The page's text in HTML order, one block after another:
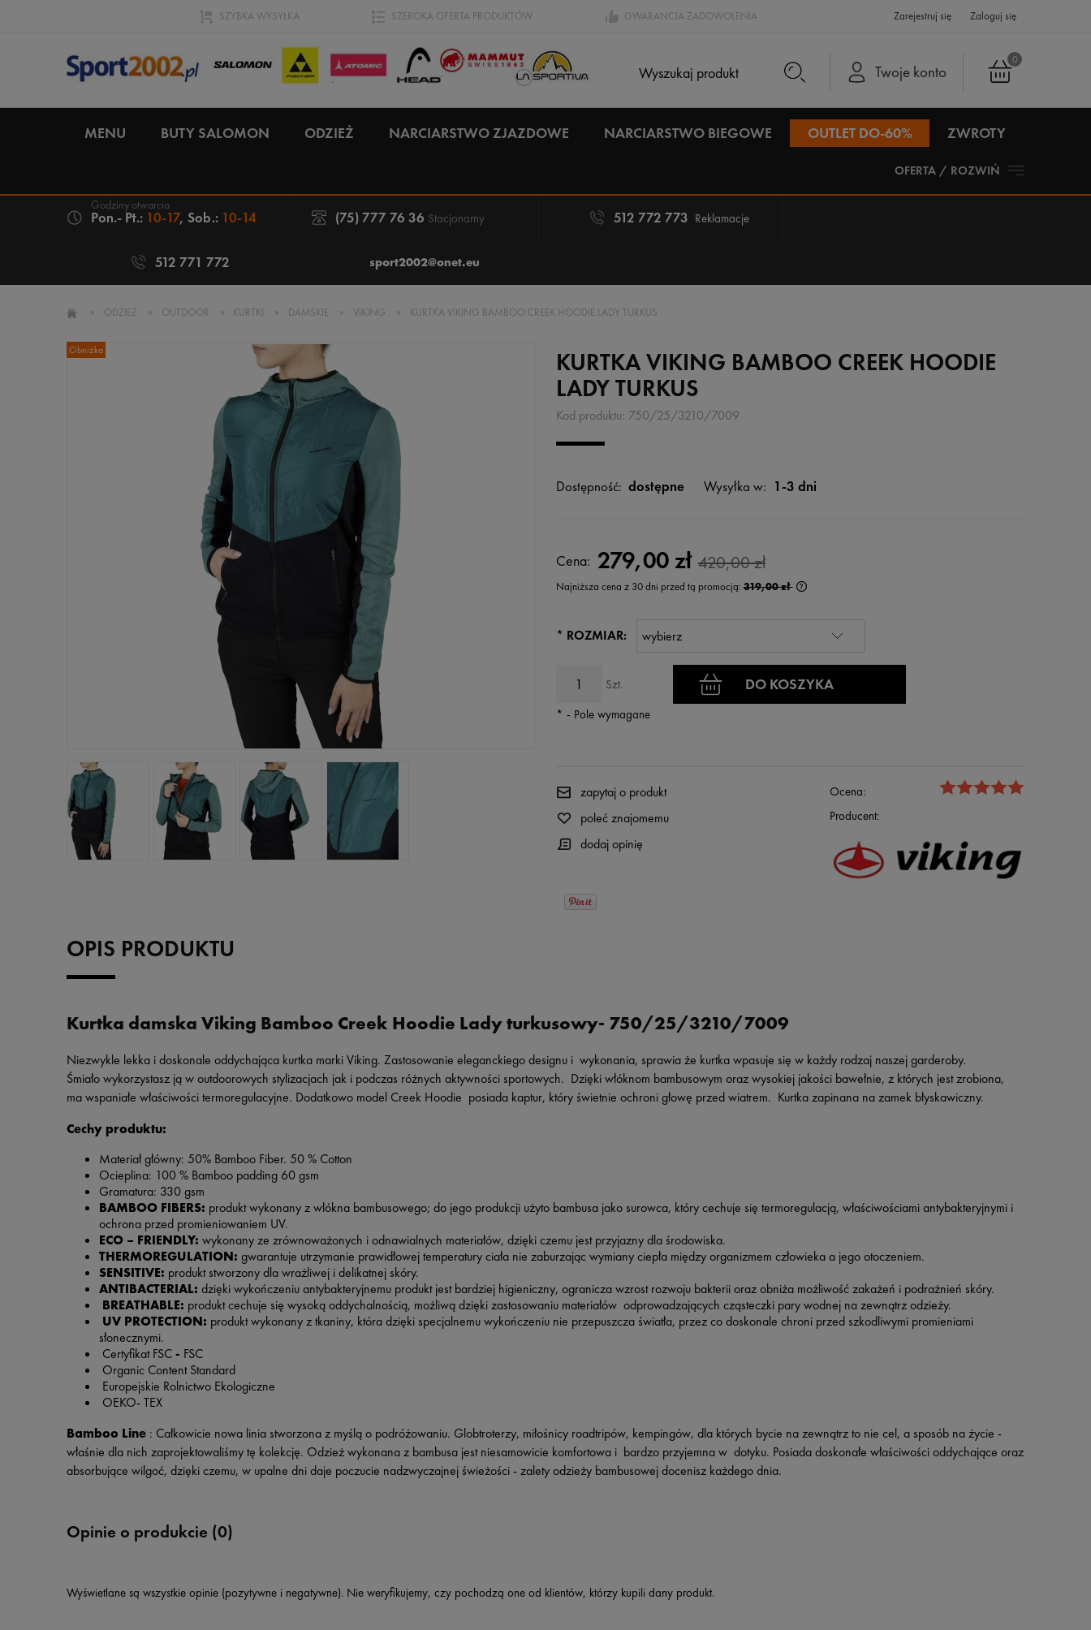
SZYBKA WYSYŁKA SZEROKA OFERTA PRODUKTÓW GWARANCJA ZADOWOLENIA Zarejestruj się Zaloguj się
0
Twoje konto
MENU BUTY SALOMON ODZIEŻ NARCIARSTWO ZJAZDOWE NARCIARSTWO BIEGOWE OUTLET DO-60% ZWROTY
OFERTA / ROZWIŃ
Pon.- Pt.: 10-17, Sob.: 10-14 (75) 777 76 36 Stacjonarny 512 772 773 Reklamacje
512 771 772 sport2002@onet.eu
» ODZIEŻ » OUTDOOR » KURTKI » DAMSKIE » VIKING » KURTKA VIKING BAMBOO CREEK HOODIE LADY TURKUS
Obniżka
KURTKA VIKING BAMBOO CREEK HOODIE
LADY TURKUS
Kod produktu: 750/25/3210/7009
Dostępność: dostępne Wysyłka w: 1-3 dni
Cena: 279,00 zł 420,00 zł
Najniższa cena z 30 dni przed tą promocją:319,00 zł
wyświetlana jest najniższa cena od momentu,
* ROZMIAR:
Szt. DO KOSZYKA
* - Pole wymagane
Ocena:
Producent:
zapytaj o produkt
poleć znajomemu
dodaj opinię
OPIS PRODUKTU
Kurtka damska Viking Bamboo Creek Hoodie Lady turkusowy- 750/25/3210/7009
Niezwykle lekka i doskonale oddychająca kurtka marki Viking. Zastosowanie eleganckiego designu i wykonania, sprawia że kurtka wpasuje się w każdy rodzaj naszej garderoby.
Śmiało wykorzystasz ją w outdoorowych stylizacjach jak i podczas różnych aktywności sportowych. Dzięki włóknom bambusowym oraz wysokiej jakości bawełnie, z których jest zrobiona,
ma wspaniałe właściwości termoregulacyjne. Dodatkowo model Creek Hoodie posiada kaptur, który świetnie ochroni głowę przed wiatrem. Kurtka zapinana na zamek błyskawiczny.
Cechy produktu:
Materiał główny: 50% Bamboo Fiber. 50 % Cotton
Ocieplina: 100 % Bamboo padding 60 gsm
Gramatura: 330 gsm
BAMBOO FIBERS: produkt wykonany z włókna bambusowego; do jego produkcji użyto bambusa jako surowca, który cechuje się termoregulacją, właściwościami antybakteryjnymi i
ochrona przed promieniowaniem UV.
ECO – FRIENDLY: wykonany ze zrównoważonych i odnawialnych materiałów, dzięki czemu jest przyjazny dla środowiska.
THERMOREGULATION: gwarantuje utrzymanie prawidłowej temperatury ciała nie zaburzając wymiany ciepła między organizmem człowieka a jego otoczeniem.
SENSITIVE: produkt stworzony dla wrażliwej i delikatnej skóry.
ANTIBACTERIAL: dzięki wykończeniu antybakteryjnemu produkt jest bardziej higieniczny, ogranicza wzrost rozwoju bakterii oraz obniża możliwość zakażeń i podrażnień skóry.
BREATHABLE: produkt cechuje się wysoką oddychalnością, możliwą dzięki zastosowaniu materiałów odprowadzających cząsteczki pary wodnej na zewnątrz odzieży.
UV PROTECTION: produkt wykonany z tkaniny, która dzięki specjalnemu wykończeniu nie przepuszcza światła, przez co doskonale chroni przed szkodliwymi promieniami
słonecznymi.
Certyfikat FSC- FSC
Organic Content Standard
Europejskie Rolnictwo Ekologiczne
OEKO- TEX
Bamboo Line : Całkowicie nowa linia stworzona z myślą o podróżowaniu. Globtroterzy, miłośnicy roadtripów, kempingów, dla których bycie na zewnątrz to nie cel, a sposób na życie -
właśnie dla nich zaprojektowaliśmy tę kolekcję. Odzież wykonana z bambusa jest niesamowicie komfortowa i bardzo przyjemna w dotyku. Posiada doskonałe właściwości oddychające oraz
absorbujące wilgoć, dzięki czemu, w upalne dni daje poczucie nadzwyczajnej świeżości - zalety odzieży bambusowej docenisz każdego dnia.
Opinie o produkcie (0)
Wyświetlane są wszystkie opinie (pozytywne i negatywne). Nie weryfikujemy, czy pochodzą one od klientów, którzy kupili dany produkt.